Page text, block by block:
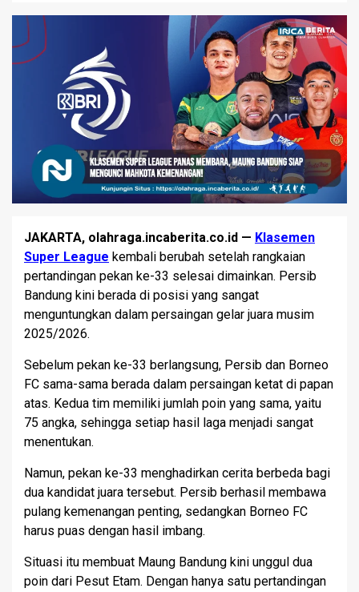
JAKARTA, olahraga.incaberita.co.id — Klasemen
Super League kembali berubah setelah rangkaian
pertandingan pekan ke-33 selesai dimainkan. Persib
Bandung kini berada di posisi yang sangat
menguntungkan dalam persaingan gelar juara musim
2025/2026.
Sebelum pekan ke-33 berlangsung, Persib dan Borneo
FC sama-sama berada dalam persaingan ketat di papan
atas. Kedua tim memiliki jumlah poin yang sama, yaitu
75 angka, sehingga setiap hasil laga menjadi sangat
menentukan.
Namun, pekan ke-33 menghadirkan cerita berbeda bagi
dua kandidat juara tersebut. Persib berhasil membawa
pulang kemenangan penting, sedangkan Borneo FC
harus puas dengan hasil imbang.
Situasi itu membuat Maung Bandung kini unggul dua
poin dari Pesut Etam. Dengan hanya satu pertandingan